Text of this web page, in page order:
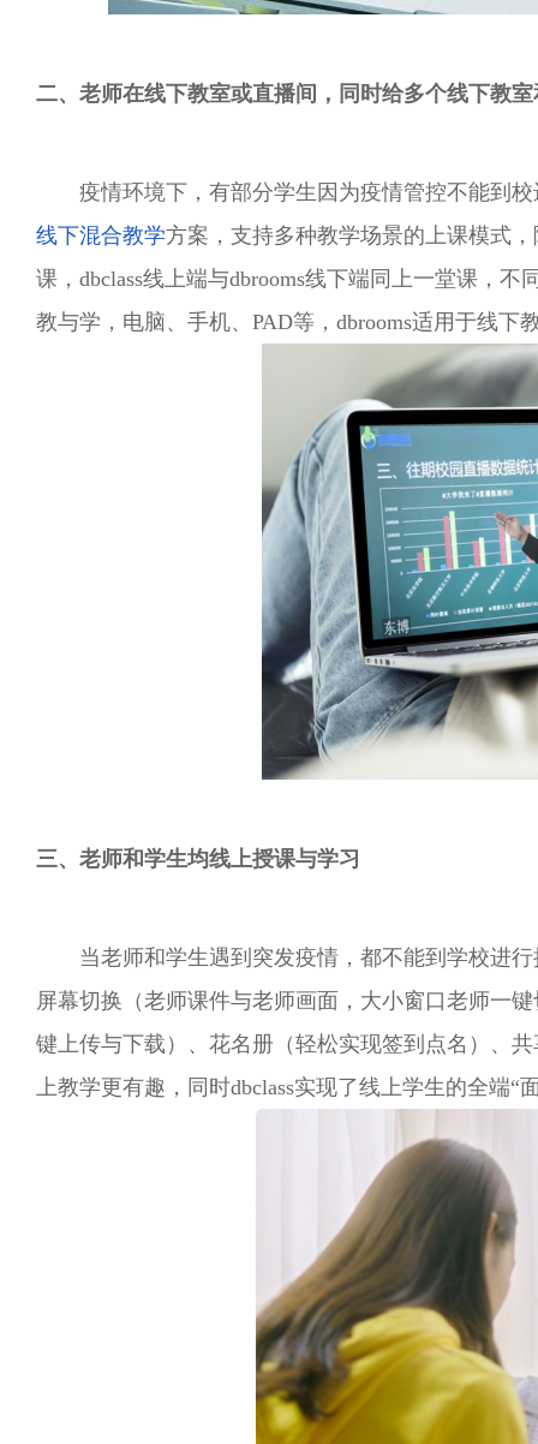
二、老师在线下教室或直播间，同时给多个线下教
疫情环境下，有部分学生因为疫情管控不能到
线下混合教学方案，支持多种教学场景的上课模式
课，dbclass线上端与dbrooms线下端同上一堂课，
教与学，电脑、手机、PAD等，dbrooms适用于线下
三、老师和学生均线上授课与学习
当老师和学生遇到突发疫情，都不能到学校进
屏幕切换（老师课件与老师画面，大小窗口老师一
键上传与下载）、花名册（轻松实现签到点名）、
上教学更有趣，同时dbclass实现了线上学生的全端